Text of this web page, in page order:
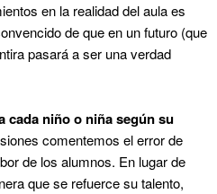
en la realidad del aula es
de que en un futuro (que
pasará a ser una verdad
cada niño o niña según su
comentemos el error de
de los alumnos. En lugar de
que se refuerce su talento,